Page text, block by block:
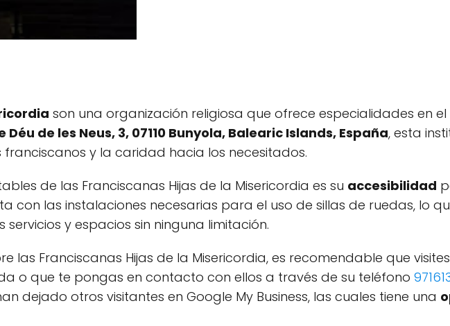
son una organización religiosa que ofrece especialidades en
Déu de les Neus, 3, 07110 Bunyola, Balearic Islands, España, esta
y la caridad hacia los necesitados.
de las Franciscanas Hijas de la Misericordia es su accesibilidad
con las instalaciones necesarias para el uso de sillas de ruedas, lo
y espacios sin ninguna limitación.
las Franciscanas Hijas de la Misericordia, es recomendable que
o que te pongas en contacto con ellos a través de su teléfono
dejado otros visitantes en Google My Business, las cuales tiene una